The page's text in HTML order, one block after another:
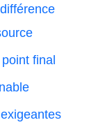
final